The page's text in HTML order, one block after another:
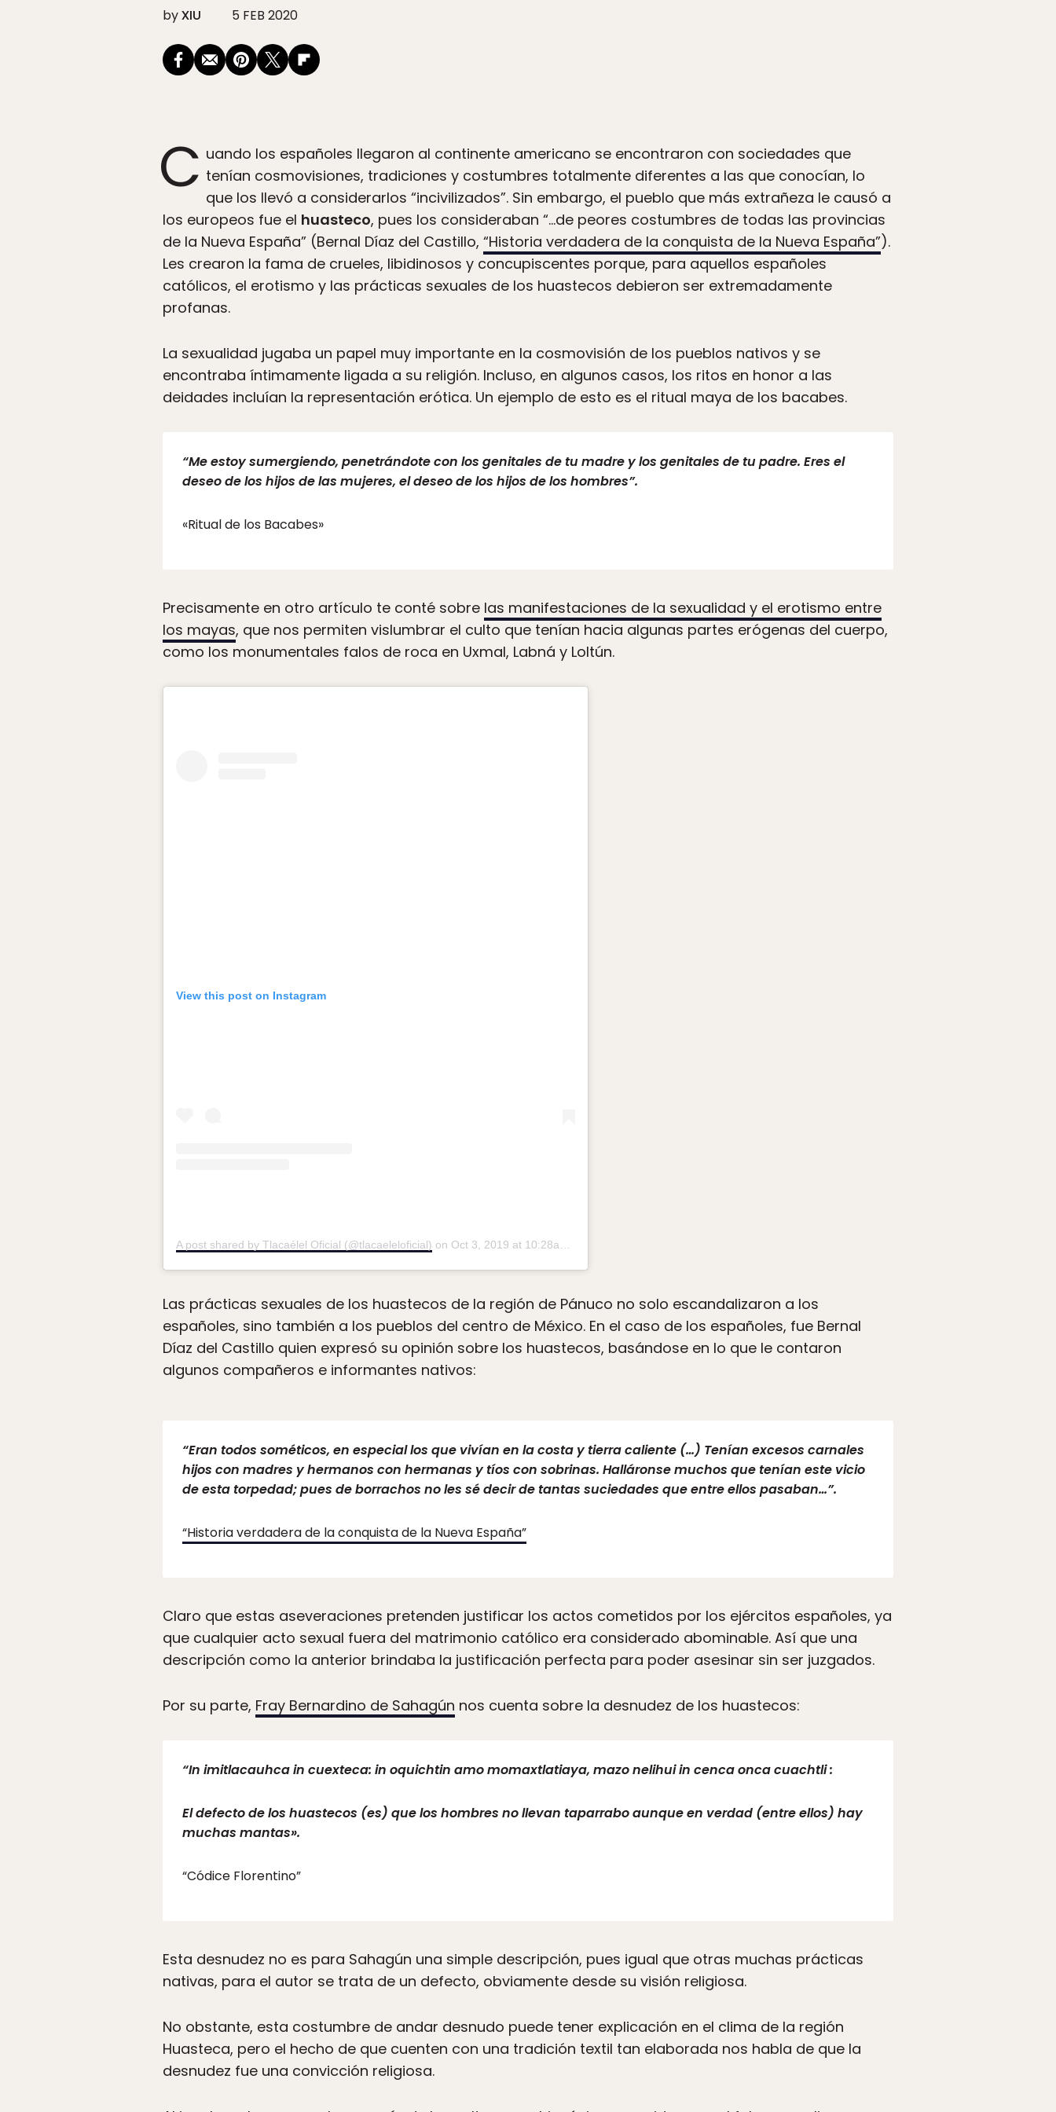
byXIU 5 FEB 2020
C uando los españoles llegaron al continente americano se encontraron con sociedades que
tenían cosmovisiones, tradiciones y costumbres totalmente diferentes a las que conocían, lo
que los llevó a considerarlos “incivilizados”. Sin embargo, el pueblo que más extrañeza le causó a
los europeos fue el huasteco, pues los consideraban “…de peores costumbres de todas las provincias
de la Nueva España” (Bernal Díaz del Castillo, “Historia verdadera de la conquista de la Nueva España”).
Les crearon la fama de crueles, libidinosos y concupiscentes porque, para aquellos españoles
católicos, el erotismo y las prácticas sexuales de los huastecos debieron ser extremadamente
profanas.
La sexualidad jugaba un papel muy importante en la cosmovisión de los pueblos nativos y se
encontraba íntimamente ligada a su religión. Incluso, en algunos casos, los ritos en honor a las
deidades incluían la representación erótica. Un ejemplo de esto es el ritual maya de los bacabes.
“Me estoy sumergiendo, penetrándote con los genitales de tu madre y los genitales de tu padre. Eres el
deseo de los hijos de las mujeres, el deseo de los hijos de los hombres”.
«Ritual de los Bacabes»
Precisamente en otro artículo te conté sobre las manifestaciones de la sexualidad y el erotismo entre
los mayas, que nos permiten vislumbrar el culto que tenían hacia algunas partes erógenas del cuerpo,
como los monumentales falos de roca en Uxmal, Labná y Loltún.
View this post on Instagram
A post shared by Tlacaélel Oficial (@tlacaeleloficial) on Oct 3, 2019 at 10:28am PDT
Las prácticas sexuales de los huastecos de la región de Pánuco no solo escandalizaron a los
españoles, sino también a los pueblos del centro de México. En el caso de los españoles, fue Bernal
Díaz del Castillo quien expresó su opinión sobre los huastecos, basándose en lo que le contaron
algunos compañeros e informantes nativos:
“Eran todos sométicos, en especial los que vivían en la costa y tierra caliente (…) Tenían excesos carnales
hijos con madres y hermanos con hermanas y tíos con sobrinas. Halláronse muchos que tenían este vicio
de esta torpedad; pues de borrachos no les sé decir de tantas suciedades que entre ellos pasaban…”.
“Historia verdadera de la conquista de la Nueva España”
Claro que estas aseveraciones pretenden justificar los actos cometidos por los ejércitos españoles, ya
que cualquier acto sexual fuera del matrimonio católico era considerado abominable. Así que una
descripción como la anterior brindaba la justificación perfecta para poder asesinar sin ser juzgados.
Por su parte, Fray Bernardino de Sahagún nos cuenta sobre la desnudez de los huastecos:
“In imitlacauhca in cuexteca: in oquichtin amo momaxtlatiaya, mazo nelihui in cenca onca cuachtli :
El defecto de los huastecos (es) que los hombres no llevan taparrabo aunque en verdad (entre ellos) hay
muchas mantas».
“Códice Florentino”
Esta desnudez no es para Sahagún una simple descripción, pues igual que otras muchas prácticas
nativas, para el autor se trata de un defecto, obviamente desde su visión religiosa.
No obstante, esta costumbre de andar desnudo puede tener explicación en el clima de la región
Huasteca, pero el hecho de que cuenten con una tradición textil tan elaborada nos habla de que la
desnudez fue una convicción religiosa.